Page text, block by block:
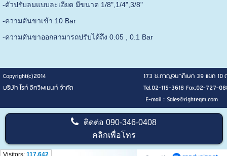
-ตัวปรับลมแบบละเอียด มีขนาด 1/8",1/4",3/8"
-ความดันขาเข้า 10 Bar
-ความดันขาออกสามารถปรับได้ถึง 0.05 , 0.1 Bar
Copyright(c)2014
173 ซ.กาญจนาภิเษก 39 แยก 10 ดอกไ
บริษัท ไรท์ อิควิพเมนท์ จำกัด
Tel.02-115-3618 Fax.02-727-
E-mail : Sales@righteqm.com
ติดต่อ090-346-0408
คลิกเพื่อโทร